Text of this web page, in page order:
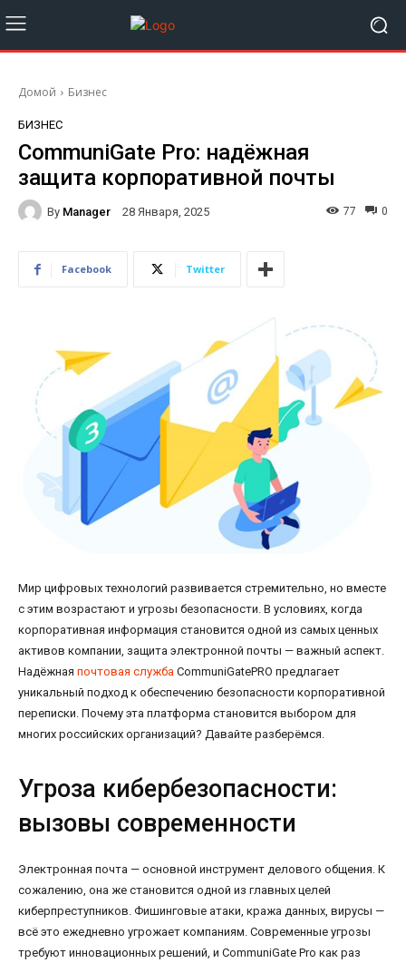
Домой Бизнес
БИЗНЕС
CommuniGate Pro: надёжная
защита корпоративной почты
By Manager 28 Января, 2025 0
77
Facebook Twitter
Мир цифровых технологий развивается стремительно, но вместе
с этим возрастают и угрозы безопасности. В условиях, когда
корпоративная информация становится одной из самых ценных
активов компании, защита электронной почты — важный аспект.
Надёжная почтовая служба CommuniGatePRO предлагает
уникальный подход к обеспечению безопасности корпоративной
переписки. Почему эта платформа становится выбором для
многих российских организаций? Давайте разберёмся.
Угроза кибербезопасности:
вызовы современности
Электронная почта — основной инструмент делового общения. К
сожалению, она же становится одной из главных целей
киберпреступников. Фишинговые атаки, кража данных, вирусы —
всё это ежедневно угрожает компаниям. Современные угрозы
требуют инновационных решений, и CommuniGate Pro как раз